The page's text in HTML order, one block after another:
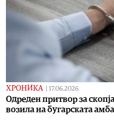
ХРОНИКА | 17.06.2026
Одреден притвор за
возила на бугарската